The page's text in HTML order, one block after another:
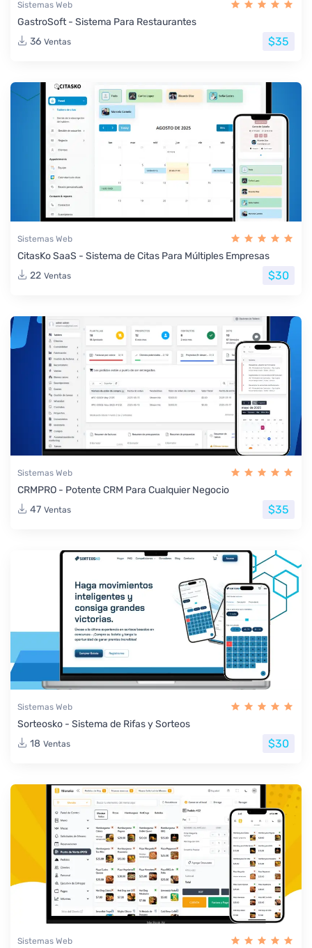
Sistemas Web
GastroSoft - Sistema Para Restaurantes
36 Ventas $35
Sistemas Web
CitasKo SaaS - Sistema de Citas Para Múltiples Empresas
22 Ventas $30
Sistemas Web
CRMPRO - Potente CRM Para Cualquier Negocio
47 Ventas $35
Sistemas Web
Sorteosko - Sistema de Rifas y Sorteos
18 Ventas $30
Sistemas Web